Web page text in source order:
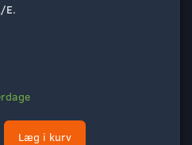
E.
Læg i kurv